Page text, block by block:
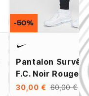
Pantalon
F.C. Noir Rouge
30,00 € 60,00 €
-50%